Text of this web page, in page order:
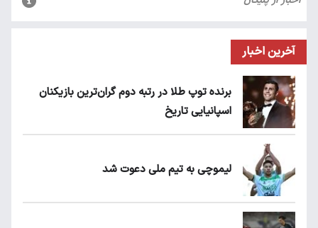
آخرین اخبار
برنده توپ طلا در رتبه دوم گران‌ترین بازیکنان
اسپانیایی تاریخ
لیموچی به تیم ملی دعوت شد